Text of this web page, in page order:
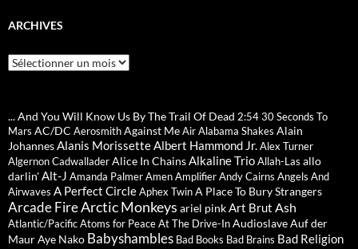
ARCHIVES
Archives
... And You Will Know Us By The Trail Of Dead 2:5430 Seconds To
Mars AC/DC AerosmithAgainst MeAirAlabama Shakes Alain
JohannesAlanis MorissetteAlbert Hammond Jr.Alex Turner
Algernon CadwalladerAlice In ChainsAlkaline TrioAllah-Las allo
darlin'Alt-J Amanda PalmerAmenAmplifierAndy Cairns Angels And
Airwaves A Perfect CircleAphex TwinA Place To Bury Strangers
Arcade FireArctic Monkeys ariel pinkArt Brut Ash
Atlantic/PacificAtoms for PeaceAt The Drive-InAudioslaveAuf der
MaurAye Nako Babyshambles Bad Books Bad Brains Bad Religion